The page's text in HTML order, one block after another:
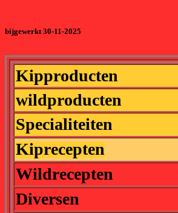
bijgewerkt 30-11-2025
Kipproducten
wildproducten
Specialiteiten
Kiprecepten
Wildrecepten
Diversen